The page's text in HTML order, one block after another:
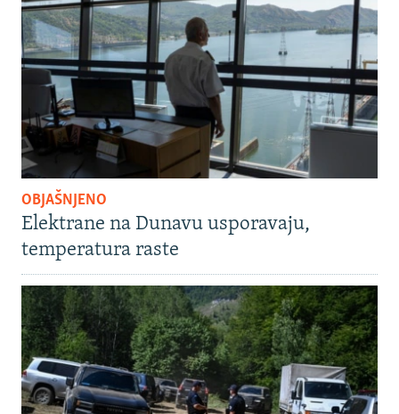
OBJAŠNJENO
Elektrane na Dunavu usporavaju,
temperatura raste